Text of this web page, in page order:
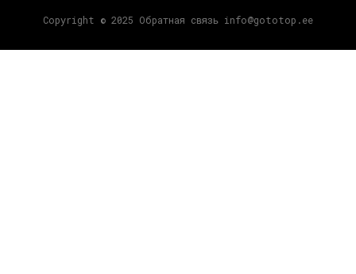
Copyright © 2025 Обратная связь info@gototop.ee